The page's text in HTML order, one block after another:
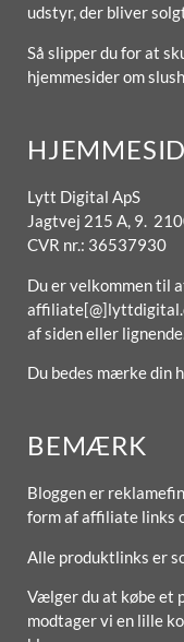
udstyr, der bliver
Så slipper du for at
hjemmesider om
Lytt Digital ApS
Jagtvej 215 A, 9.
CVR nr.: 36537930
Du er velkommen til
af siden eller lignende.
Du bedes mærke din
BEMÆRK
Bloggen er
form af affiliate links
Alle produktlinks er
Vælger du at købe et
modtager vi en lille